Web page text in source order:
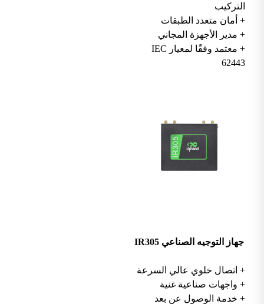
التركيب
+ أمان متعدد الطبقات
+ مدير الأجهزة المجاني
+ معتمد وفقًا لمعيار IEC
62443
جهاز التوجيه الصناعي IR305
+ اتصال خلوي عالي السرعة
+ واجهات صناعية غنية
+ خدمة الوصول عن بعد